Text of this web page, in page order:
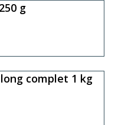
g
complet 1 kg